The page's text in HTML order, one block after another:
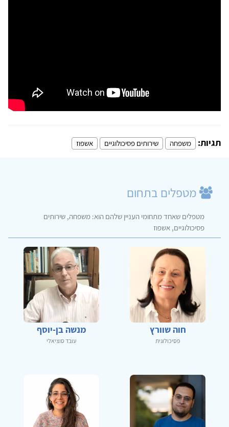
תגיות: משפחה שירותים פסיכולוגיים אשפוז
מטפלים בתחום
מטפלים שאחד מתחומי העניין שלהם הוא: משפחה, שירותים
פסיכולוגיים, אשפוז
חוה שוורץ
פסיכולוגית
מנשה בן-יוסף
עובד סוציאלי